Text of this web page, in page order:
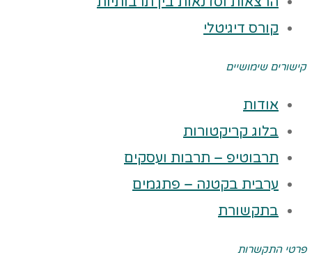
קורס דיגיטלי
קישורים שימושיים
אודות
בלוג קריקטורות
תרבוטיפ – תרבות ועסקים
ערבית בקטנה – פתגמים
בתקשורת
פרטי התקשרות